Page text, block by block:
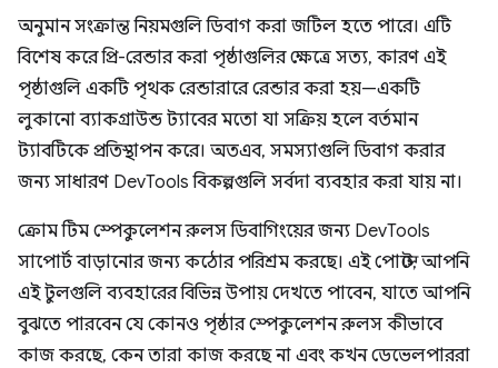
অনুমান সংক্রান্ত নিয়মগুলি ডিবাগ করা জটিল হতে পারে। এটি
বিশেষ করে প্রি-রেন্ডার করা পৃষ্ঠাগুলির ক্ষেত্রে সত্য, কারণ এই
পৃষ্ঠাগুলি একটি পৃথক রেন্ডারারে রেন্ডার করা হয়—একটি
লুকানো ব্যাকগ্রাউন্ড ট্যাবের মতো যা সক্রিয় হলে বর্তমান
ট্যাবটিকে প্রতিস্থাপন করে। অতএব, সমস্যাগুলি ডিবাগ করার
জন্য সাধারণ DevTools বিকল্পগুলি সর্বদা ব্যবহার করা যায় না।
ক্রোম টিম স্পেকুলেশন রুলস ডিবাগিংয়ের জন্য DevTools
সাপোর্ট বাড়ানোর জন্য কঠোর পরিশ্রম করছে। এই পোস্টে, আপনি
এই টুলগুলি ব্যবহারের বিভিন্ন উপায় দেখতে পাবেন, যাতে আপনি
বুঝতে পারবেন যে কোনও পৃষ্ঠার স্পেকুলেশন রুলস কীভাবে
কাজ করছে, কেন তারা কাজ করছে না এবং কখন ডেভেলপাররা